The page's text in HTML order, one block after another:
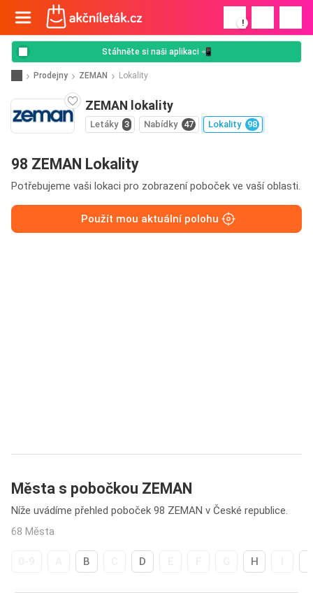
!
Stáhněte si naši aplikaci 📲
Prodejny ZEMAN Lokality
ZEMAN lokality
Letáky 3 Nabídky 47 Lokality 98
98 ZEMAN Lokality
Potřebujeme vaši lokaci pro zobrazení poboček ve vaší oblasti.
Použít mou aktuální polohu
Města s pobočkou ZEMAN
Níže uvádíme přehled poboček 98 ZEMAN v České republice.
68 Města
B D H